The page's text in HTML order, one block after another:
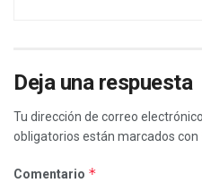
Deja una respuesta
Tu dirección de correo
obligatorios están marcados con
Comentario *